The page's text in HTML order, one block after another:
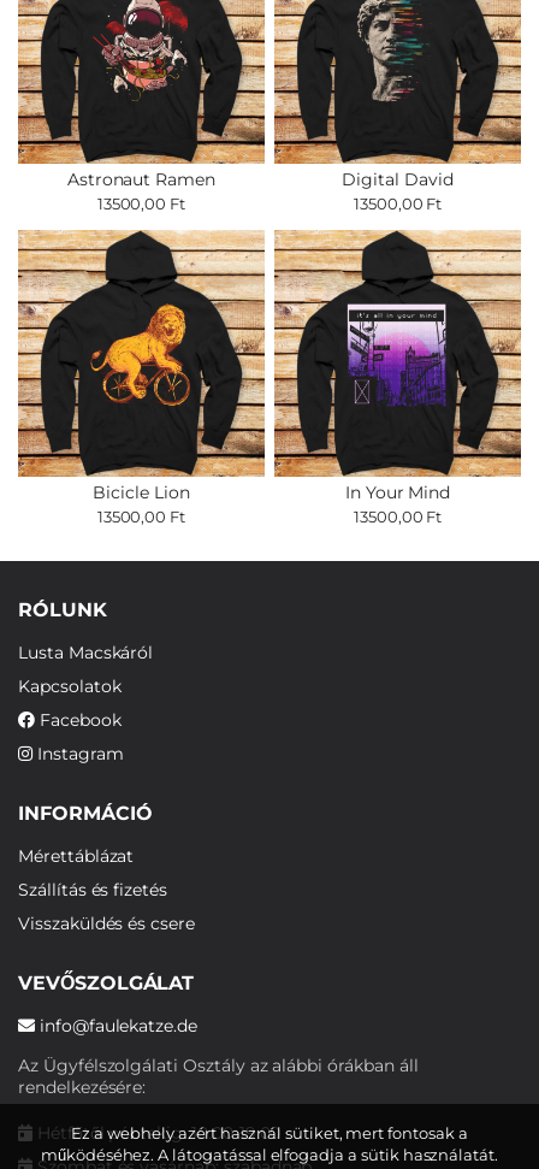
Astronaut Ramen
13500,00 Ft
Digital David
13500,00 Ft
Bicicle Lion
13500,00 Ft
In Your Mind
13500,00 Ft
RÓLUNK
Lusta Macskáról
Kapcsolatok
Facebook
Instagram
INFORMÁCIÓ
Mérettáblázat
Szállítás és fizetés
Visszaküldés és csere
VEVŐSZOLGÁLAT
info@faulekatze.de
Az Ügyfélszolgálati Osztály az alábbi órákban áll
rendelkezésére:
Hétfőtől péntekig: 10:00-19:00
Ez a webhely azért használ sütiket, mert fontosak a
működéséhez. A látogatással elfogadja a sütik használatát.